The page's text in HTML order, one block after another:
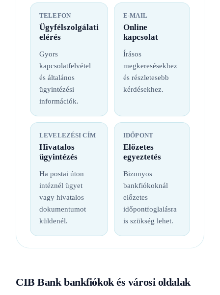
TELEFON
Ügyfélszolgálati
elérés
Gyors
kapcsolatfelvétel
és általános
ügyintézési
információk.
E-MAIL
Online
kapcsolat
Írásos
megkeresésekhez
és részletesebb
kérdésekhez.
LEVELEZÉSI CÍM
Hivatalos
ügyintézés
Ha postai úton
intéznél ügyet
vagy hivatalos
dokumentumot
küldenél.
IDŐPONT
Előzetes
egyeztetés
Bizonyos
bankfiókoknál
előzetes
időpontfoglalásra
is szükség lehet.
CIB Bank bankfiókok és városi oldalak